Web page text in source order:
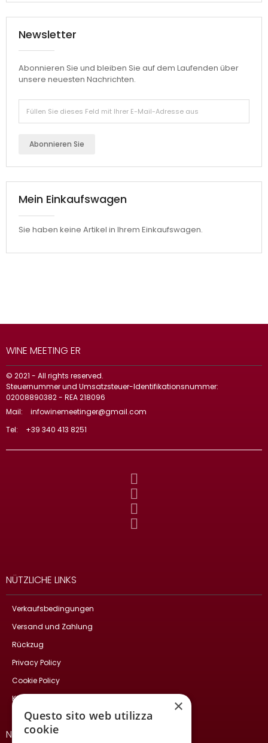
Newsletter
Abonnieren Sie und bleiben Sie auf dem Laufenden über
unsere neuesten Nachrichten.
Abonnieren Sie
Mein Einkaufswagen
Sie haben keine Artikel in Ihrem Einkaufswagen.
WINE MEETING ER
© 2021 - All rights reserved.
Steuernummer und Umsatzsteuer-Identifikationsnummer:
02008890382 - REA 218096
Mail:
infowinemeetinger@gmail.com
Tel:
+39 340 413 8251
NÜTZLICHE LINKS
Verkaufsbedingungen
Versand und Zahlung
Rückzug
Privacy Policy
Cookie Policy
Kontakte
NEWSLETTER
×
Questo sito web utilizza
cookie